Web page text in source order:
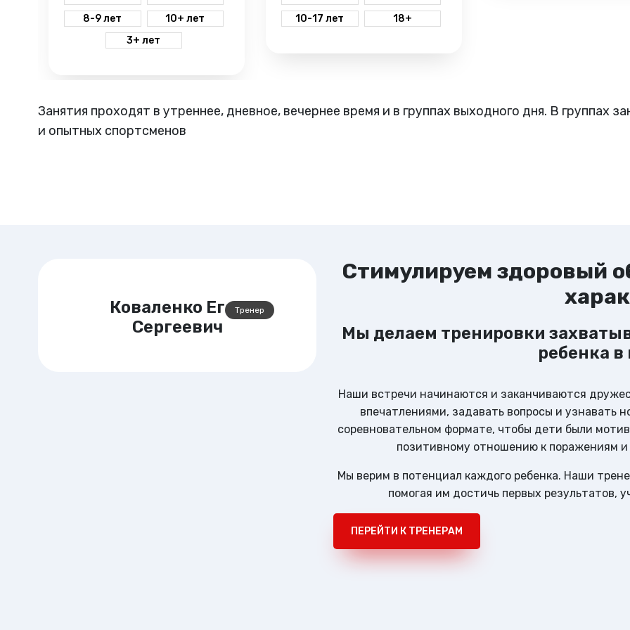
помогут вашему ребенку укрепить
мышцы, развить координацию и
социальные навыки в
дружественной обстановке.
8-9 лет
10+ лет
3+ лет
10-17 лет
18+
Занятия проходят в утреннее, дневное, вечернее время и в группах выходного дня. В группах
и опытных спортсменов
Тренер
Владимирович
Стимулируем здоровый
Мы делаем тренировки
ребенка в
Наши встречи начинаются и заканчиваются
впечатлениями, задавать вопросы и узнавать
соревновательном формате, чтобы дети были
позитивному отношению к поражениям и
Мы верим в потенциал каждого ребенка. Наши
помогая им достичь первых результатов,
ПЕРЕЙТИ К ТРЕНЕРАМ